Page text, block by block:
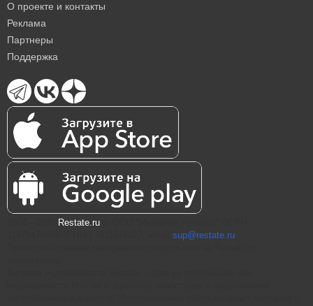
О проекте и контакты
Реклама
Партнеры
Поддержка
Restate.ru
sup@restate.ru